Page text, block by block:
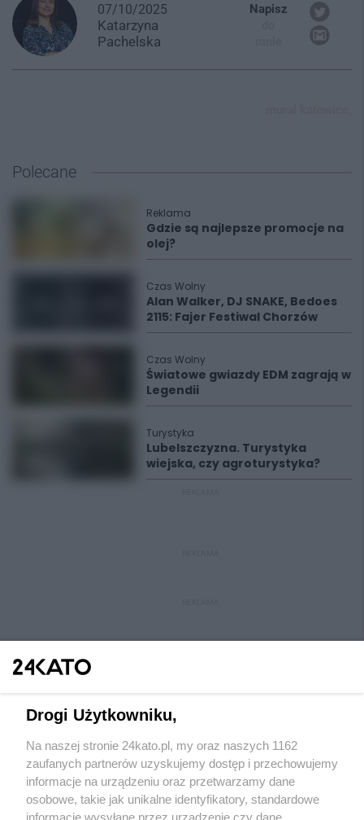
07/10/2025
Katarzyna
Pachelska
Napisz
Polecane
Reklama
Gdzie są najlepsze promocje na
olej?
Czas Wolny
Alan Walker, DJ SNAKE, Bedoes
2115: Fajer Festiwal Chorzów
Czas Wolny
Światowe gwiazdy EDM zagrają w
Legendii
Turystyka
Lubelszczyzna. Turystyka
wiejska, czy agroturystyka?
Wydawca mediów lokalnych
Drogi Użytkowniku,
Na naszej stronie 24kato.pl, my oraz naszych 1162
zaufanych partnerów uzyskujemy dostęp i przechowujemy
informacje na urządzeniu oraz przetwarzamy dane
osobowe, takie jak unikalne identyfikatory, standardowe
informacje wysyłane przez urządzenie czy dane